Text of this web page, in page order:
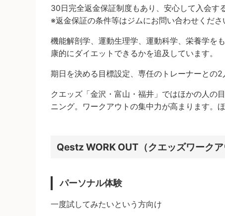
30日完全返金保証制度もあり、安心して入会す
※返金保証の条件等はジムにお問い合わせくださ
機能解剖学、運動生理学、運動科学、栄養学を
康的にダイエットできるかを追及しています。
期日を決める目標設定、専任のトレーナーとの2
クエッズ「金沢・富山・福井」ではほかの人の
ニング。ワークアウトの集中力が高まります。
Qestz WORK OUT（クエッズワーク
パーソナル体験
一度試してみたいという方向け